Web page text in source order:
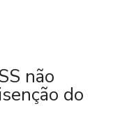
não
do